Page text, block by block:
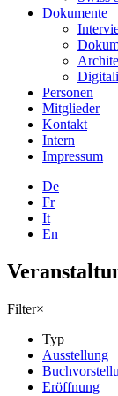
Dokumente
Personen
Mitglieder
Kontakt
Intern
Impressum
De
Fr
It
En
Filter×
Typ
Ausstellung
Eröffnung